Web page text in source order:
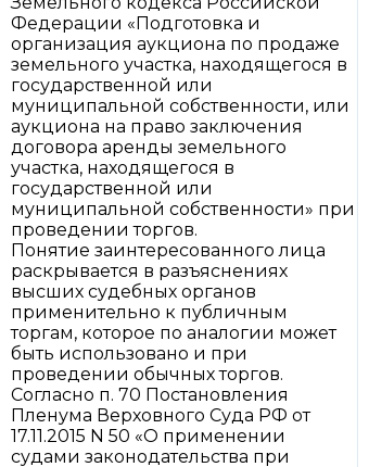
Федерации «Подготовка и
организация аукциона по продаже
земельного участка, находящегося в
государственной или
муниципальной собственности, или
аукциона на право заключения
договора аренды земельного
участка, находящегося в
государственной или
муниципальной собственности» при
проведении торгов.
Понятие заинтересованного лица
раскрывается в разъяснениях
высших судебных органов
применительно к публичным
торгам, которое по аналогии может
быть использовано и при
проведении обычных торгов.
Согласно п. 70 Постановления
Пленума Верховного Суда РФ от
17.11.2015 N 50 «О применении
судами законодательства при